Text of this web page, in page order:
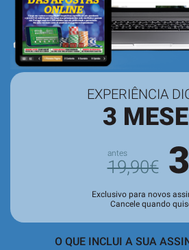
EXPERIÊNCIA
3
19,90€ 3
Exclusivo para novos
Cancele quando
O QUE INCLUI A SUA